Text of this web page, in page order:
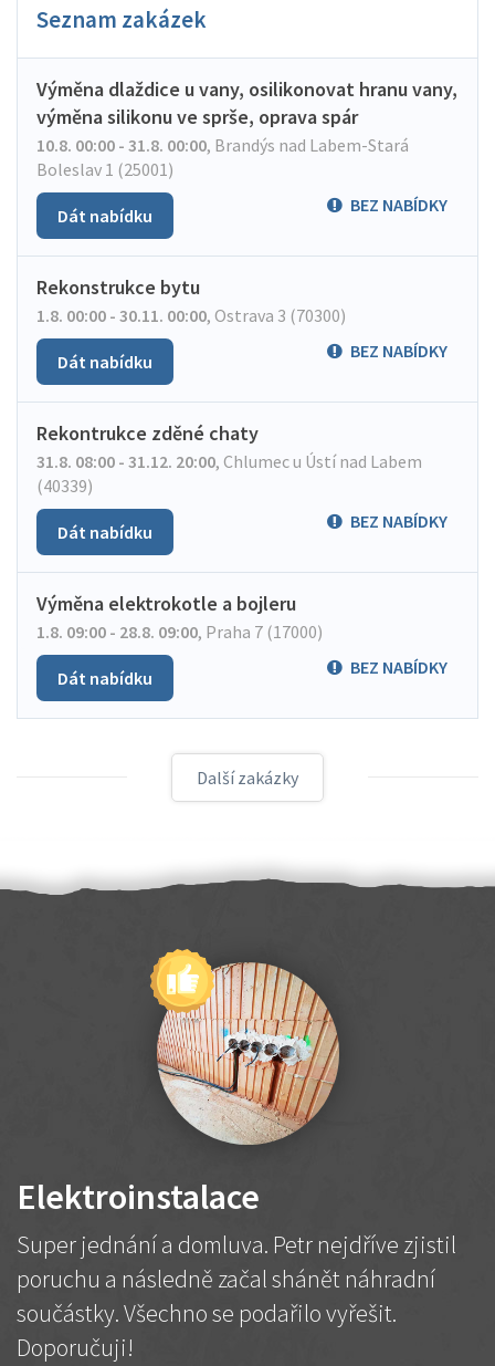
Seznam zakázek
Výměna dlaždice u vany, osilikonovat hranu vany,
výměna silikonu ve sprše, oprava spár
10.8. 00:00 - 31.8. 00:00, Brandýs nad Labem-Stará
Boleslav 1 (25001)
BEZ NABÍDKY
Dát nabídku
Rekonstrukce bytu
1.8. 00:00 - 30.11. 00:00, Ostrava 3 (70300)
BEZ NABÍDKY
Dát nabídku
Rekontrukce zděné chaty
31.8. 08:00 - 31.12. 20:00, Chlumec u Ústí nad Labem
(40339)
BEZ NABÍDKY
Dát nabídku
Výměna elektrokotle a bojleru
1.8. 09:00 - 28.8. 09:00, Praha 7 (17000)
BEZ NABÍDKY
Dát nabídku
Další zakázky
Elektroinstalace
Super jednání a domluva. Petr nejdříve zjistil
poruchu a následně začal shánět náhradní
součástky. Všechno se podařilo vyřešit.
Doporučuji!